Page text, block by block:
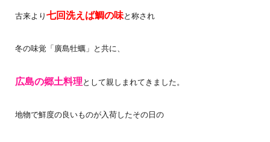
古来より 七回洗えば鯛の味と称され
冬の味覚「廣島牡蠣」と共に、
広島の郷土料理 として親しまれてきました。
地物で鮮度の良いものが入荷したその日の